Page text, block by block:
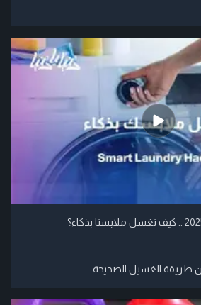
من طريقة الغسيل الصحيحة